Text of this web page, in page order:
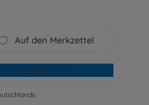
Auf den Merkzettel
In den Warenkorb